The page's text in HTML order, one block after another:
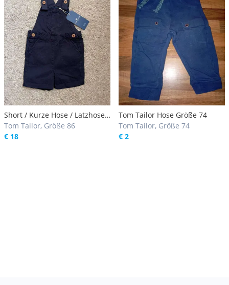
Short / Kurze Hose / Latzhose
Tom Tailor
Tom Tailor, Größe 86
€ 18
Tom Tailor Hose Größe 74
Tom Tailor, Größe 74
€ 2